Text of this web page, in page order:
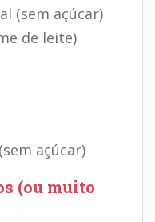
(sem açúcar)
de leite)
açúcar)
(ou muito